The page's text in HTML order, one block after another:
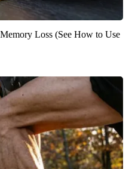
Loss (See How to Use